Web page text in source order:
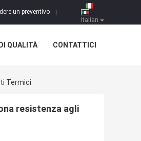
Italian
un preventivo
QUALITÀ CONTATTICI
Termici
resistenza agli